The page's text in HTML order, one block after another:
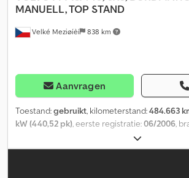
Velké Meziøíèí 838 km
MANUELL, TOP STAND
Aanvragen
Toestand:gebruikt, kilometerstand:484.663
kW (440,52 pk) , eerste registratie:06/2006 ,
, asconfiguratie:
overbrenging:mechanisch, emissieklasse: